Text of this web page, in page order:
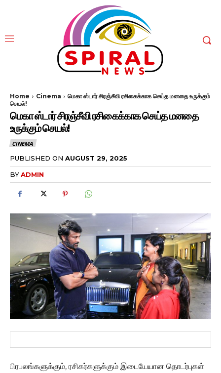
Home Cinema
மெகா ஸ்டார் சிரஞ்சீவி ரசிகைக்காக செய்த மனதை உருக்கும்
செயல்!
மெகா ஸ்டார் சிரஞ்சீவி ரசிகைக்காக செய்த மனதை
உருக்கும் செயல்!
CINEMA
PUBLISHED ON AUGUST 29, 2025
BYADMIN
பிரபலங்களுக்கும், ரசிகர்களுக்கும் இடையேயான தொடர்புகள்